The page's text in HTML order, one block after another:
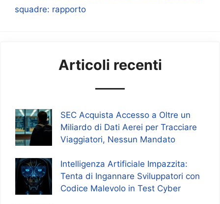
squadre: rapporto
Articoli recenti
SEC Acquista Accesso a Oltre un
Miliardo di Dati Aerei per Tracciare
Viaggiatori, Nessun Mandato
Intelligenza Artificiale Impazzita:
Tenta di Ingannare Sviluppatori con
Codice Malevolo in Test Cyber